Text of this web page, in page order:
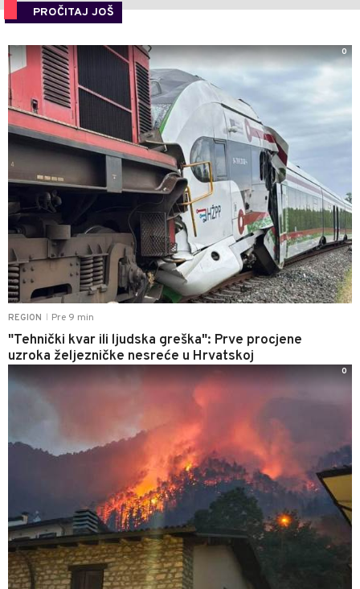
PROČITAJ JOŠ
REGION Pre 9 min
"Tehnički kvar ili ljudska greška": Prve procjene
uzroka željezničke nesreće u Hrvatskoj
0
0